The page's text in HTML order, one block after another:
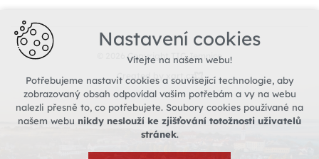
© 2026 Copyright TIC Jemnice
Created by xart.cz
Nastavení cookies
Vítejte na našem webu!
Potřebujeme nastavit cookies a související technologie, aby
zobrazovaný obsah odpovídal vašim potřebám a vy na webu
nalezli přesně to, co potřebujete. Soubory cookies používané na
našem webu nikdy neslouží ke zjišťování totožnosti uživatelů
stránek.